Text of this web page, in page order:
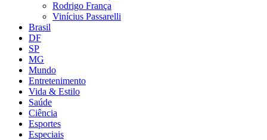
Rodrigo França
Vinícius Passarelli
Brasil
DF
SP
MG
Mundo
Entretenimento
Vida & Estilo
Saúde
Ciência
Esportes
Especiais